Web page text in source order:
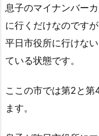
息子のマイナンバー
に行くだけなのです
平日市役所に行けな
ている状態です。
ここの市では第2と
ます。